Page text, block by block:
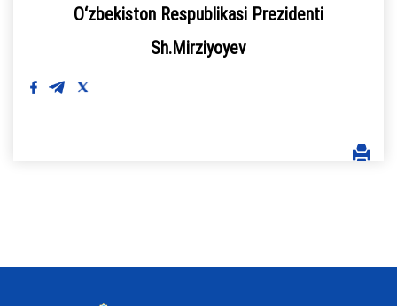
O‘zbekiston Respublikasi Prezidenti
Sh.Mirziyoyev